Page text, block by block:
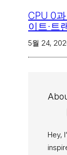
CPU 0
이트·트
5월 24,
Hey,